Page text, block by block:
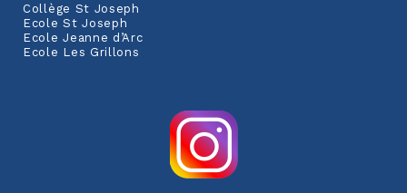
Collège St Joseph
Ecole St Joseph
Ecole Jeanne d’Arc
Ecole Les Grillons